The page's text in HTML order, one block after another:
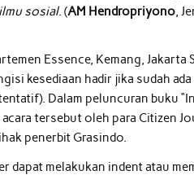
sosial. (AM Hendropriyono,
Essence, Kemang, Jakarta
kesediaan hadir jika sudah ada
Dalam peluncuran buku
tersebut oleh para Citizen
penerbit Grasindo.
melakukan indent atau